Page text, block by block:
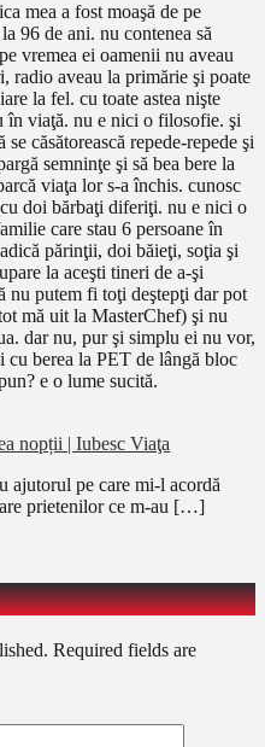
mea a fost moaşă de pe
96 de ani. nu contenea să
vremea ei oamenii nu aveau
radio aveau la primărie şi poate
la fel. cu toate astea nişte
în viaţă. nu e nici o filosofie. şi
căsătorească repede-repede şi
semninţe şi să bea bere la
viaţa lor s-a închis. cunosc
doi bărbaţi diferiţi. nu e nici o
care stau 6 persoane în
părinţii, doi băieţi, soţia şi
la aceşti tineri de a-şi
nu putem fi toţi deştepţi dar pot
mă uit la MasterChef) şi nu
dar nu, pur şi simplu ei nu vor,
cu berea la PET de lângă bloc
e o lume sucită.
nopții | Iubesc Viaţa
pe care mi-l acordă
prietenilor ce m-au […]
Required fields are